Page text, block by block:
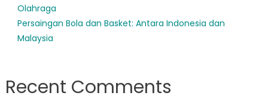
Olahraga
Persaingan Bola dan Basket: Antara Indonesia dan
Malaysia
Recent Comments